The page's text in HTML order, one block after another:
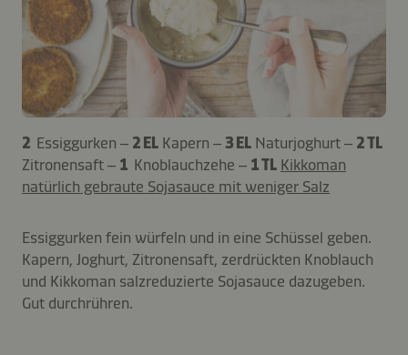
2 Essiggurken – 2 EL Kapern – 3 EL Naturjoghurt – 2 TL
Zitronensaft – 1 Knoblauchzehe – 1 TL Kikkoman
natürlich gebraute Sojasauce mit weniger Salz
Essiggurken fein würfeln und in eine Schüssel geben.
Kapern, Joghurt, Zitronensaft, zerdrückten Knoblauch
und Kikkoman salzreduzierte Sojasauce dazugeben.
Gut durchrühren.